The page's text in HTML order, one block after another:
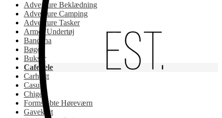
Adventure Beklædning
Adventure Camping
Adventure Tasker
Armor Undertøj
Bandana
Bøger
Bukser
Cafedele
Carhartt
Casual
Chigee
Formstøbte Høreværn
Gavekort